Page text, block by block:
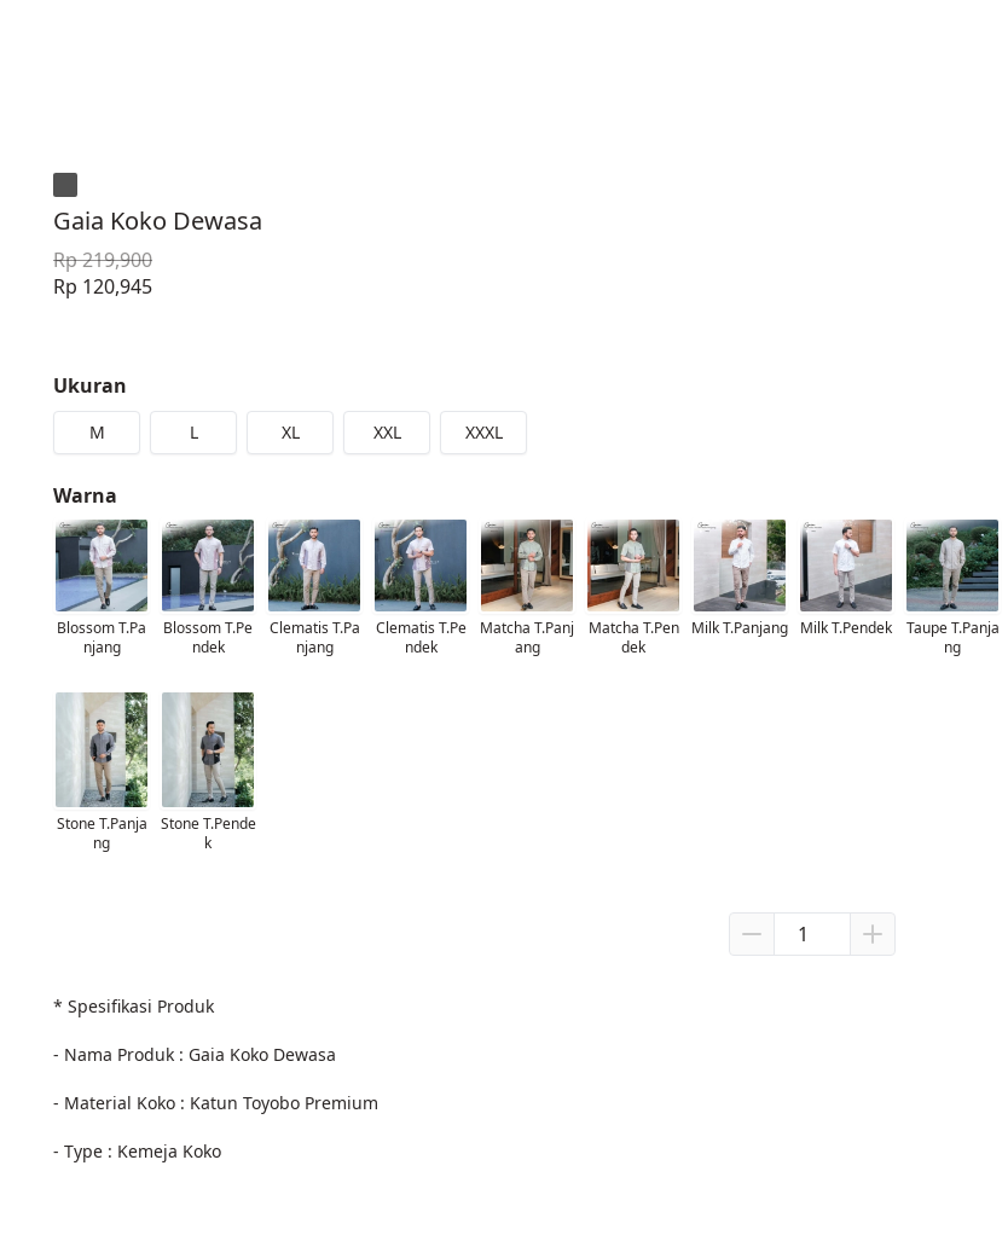
Gaia Koko Dewasa
Rp 219,900
Rp 120,945
Ukuran
M L XL XXL XXXL
Warna
Blossom T.Pa
njang
Blossom T.Pe
ndek
Clematis T.Pa
njang
Clematis T.Pe
ndek
Matcha T.Panj
ang
Matcha T.Pen
dek
Milk T.Panjang Milk T.Pendek
Taupe T.Panja
ng
Stone T.Panja
ng
Stone T.Pende
k
* Spesifikasi Produk
- Nama Produk : Gaia Koko Dewasa
- Material Koko : Katun Toyobo Premium
- Type : Kemeja Koko